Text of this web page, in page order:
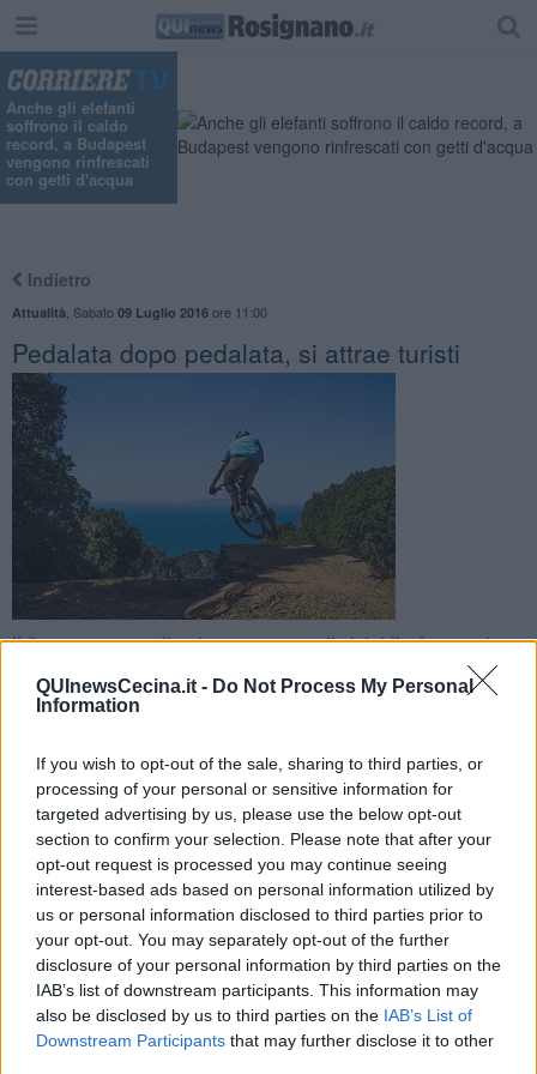
QUInewsCecina.it - Do Not Process My Personal
Information
If you wish to opt-out of the sale, sharing to third parties, or
processing of your personal or sensitive information for
targeted advertising by us, please use the below opt-out
section to confirm your selection. Please note that after your
opt-out request is processed you may continue seeing
interest-based ads based on personal information utilized by
us or personal information disclosed to third parties prior to
your opt-out. You may separately opt-out of the further
disclosure of your personal information by third parties on the
IAB’s list of downstream participants. This information may
also be disclosed by us to third parties on the IAB’s List of
Downstream Participants that may further disclose it to other
Anche gli elefanti
soffrono il caldo
record, a Budapest
vengono rinfrescati
con getti d'acqua
Indietro
Attualità Sabato 09 Luglio 2016ore 11:00
Pedalata dopo pedalata, si attrae turisti
Il Comune sta studiando un progetto di ciclobike legato al
turismo sulla Costa degli Etruschi. Ieri un sopralluogo con un
tour operator internazionale
ROSIGNANO M.MO —La promozione del territorio passa dalle
bici. E' proprio in sella alle due ruote che il Comune sta pensando
attrarre turisti sul territorio, lungo la pittoresca Costa degli
Etruschi ed è per questo che nella giornata di ieri, giovedì 7 luglio,
si è svolto un sopralluogo perItalyBikeTour, il primo tour operator
brasiliano specializzato nell’organizzazione di tour in bicicletta in
Italia, in partnership con il networkFactorymediache conta 136
milioni di lettori.
“Questo - ha dichiarato l’assessoreLicia Montagnani- è un primo